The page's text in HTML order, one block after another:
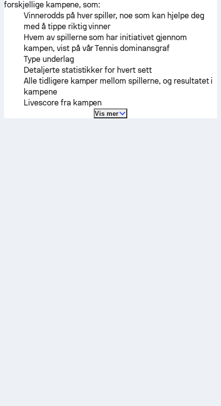
forskjellige kampene, som:
Vinnerodds på hver spiller, noe som kan hjelpe deg
med å tippe riktig vinner
Hvem av spillerne som har initiativet gjennom
kampen, vist på vår Tennis dominansgraf
Type underlag
Detaljerte statistikker for hvert sett
Alle tidligere kamper mellom spillerne, og resultatet i
kampene
Livescore fra kampen
Vis mer